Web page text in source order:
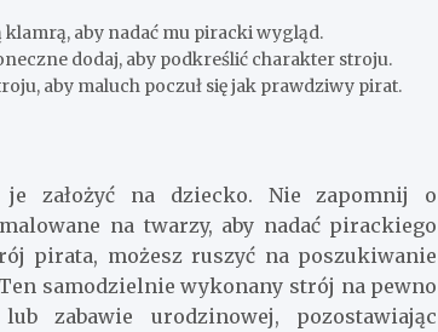
aby nadać mu piracki wygląd.
dodaj, aby podkreślić charakter stroju.
aby maluch poczuł się jak prawdziwy pirat.
założyć na dziecko. Nie zapomnij o
na twarzy, aby nadać pirackiego
pirata, możesz ruszyć na poszukiwanie
samodzielnie wykonany strój na pewno
zabawie urodzinowej, pozostawiając